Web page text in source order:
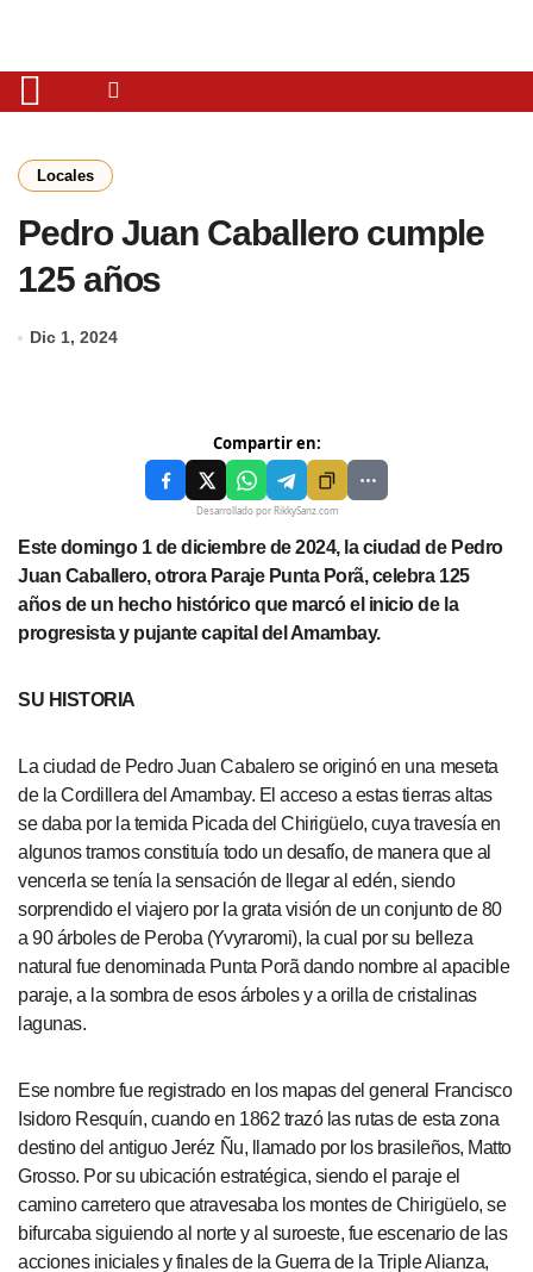
Locales
Pedro Juan Caballero cumple
125 años
Dic 1, 2024
Compartir en:
Desarrollado por RikkySanz.com
Este domingo 1 de diciembre de 2024, la ciudad de Pedro
Juan Caballero, otrora Paraje Punta Porã, celebra 125
años de un hecho histórico que marcó el inicio de la
progresista y pujante capital del Amambay.
SU HISTORIA
La ciudad de Pedro Juan Cabalero se originó en una meseta
de la Cordillera del Amambay. El acceso a estas tierras altas
se daba por la temida Picada del Chirigüelo, cuya travesía en
algunos tramos constituía todo un desafío, de manera que al
vencerla se tenía la sensación de llegar al edén, siendo
sorprendido el viajero por la grata visión de un conjunto de 80
a 90 árboles de Peroba (Yvyraromi), la cual por su belleza
natural fue denominada Punta Porã dando nombre al apacible
paraje, a la sombra de esos árboles y a orilla de cristalinas
lagunas.
Ese nombre fue registrado en los mapas del general Francisco
Isidoro Resquín, cuando en 1862 trazó las rutas de esta zona
destino del antiguo Jeréz Ñu, llamado por los brasileños, Matto
Grosso. Por su ubicación estratégica, siendo el paraje el
camino carretero que atravesaba los montes de Chirigüelo, se
bifurcaba siguiendo al norte y al suroeste, fue escenario de las
acciones iniciales y finales de la Guerra de la Triple Alianza,